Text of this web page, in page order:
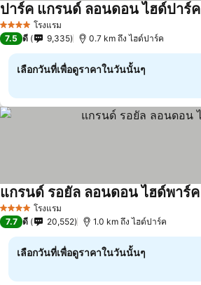
4 ดาว โรงแรม
ปาร์ค แกรนด์ ลอนดอน ไฮด์ปาร์ค
7.5 ดี 9,335 0.7 km ถึง ไฮด์ปาร์ค
เลือกวันที่เพื่อดูราคาในวันนั้นๆ
4 ดาว โรงแรม
แกรนด์ รอยัล ลอนดอน ไฮด์พาร์ค
7.7 ดี 20,552 1.0 km ถึง ไฮด์ปาร์ค
เลือกวันที่เพื่อดูราคาในวันนั้นๆ